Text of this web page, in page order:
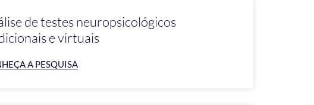
de testes neuropsicológicos
e virtuais
A PESQUISA